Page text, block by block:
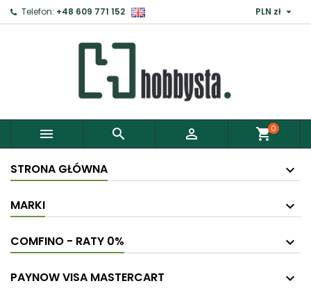
Telefon: +48 609 771 152 PLN zł 
   shopping_cart0
STRONA GŁÓWNA
MARKI
COMFINO - RATY 0%
PAYNOW VISA MASTERCART